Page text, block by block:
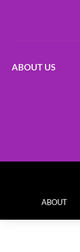
ABOUT US
ABOUT